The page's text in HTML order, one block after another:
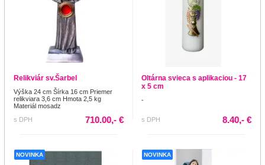
Relikviár sv.Šarbel
Výška 24 cm Šírka 16 cm Priemer
relikviara 3,6 cm Hmota 2,5 kg
Materiál mosadz
s DPH
710.00,- €
Oltárna svieca s aplikaciou - 17
x 5 cm
-
s DPH 8.40,- €
NOVINKA NOVINKA